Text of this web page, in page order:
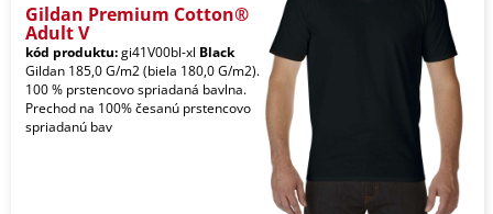
Gildan Premium Cotton®
Adult V
kód produktu:gi41V00bl-xl Black
Gildan 185,0 G/m2 (biela 180,0 G/m2).
100 % prstencovo spriadaná bavlna.
Prechod na 100% česanú prstencovo
spriadanú bav